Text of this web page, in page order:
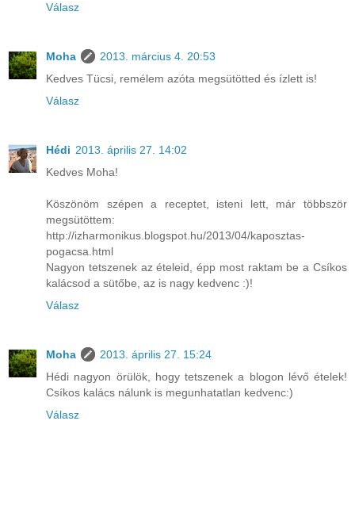
Válasz
Moha
2013. március 4. 20:53
Kedves Tücsi, remélem azóta megsütötted és ízlett is!
Válasz
Hédi 2013. április 27. 14:02
Kedves Moha!
Köszönöm szépen a receptet, isteni lett, már többször
megsütöttem:
http://izharmonikus.blogspot.hu/2013/04/kaposztas-
pogacsa.html
Nagyon tetszenek az ételeid, épp most raktam be a Csíkos
kalácsod a sütőbe, az is nagy kedvenc :)!
Válasz
Moha
2013. április 27. 15:24
Hédi nagyon örülök, hogy tetszenek a blogon lévő ételek!
Csíkos kalács nálunk is megunhatatlan kedvenc:)
Válasz